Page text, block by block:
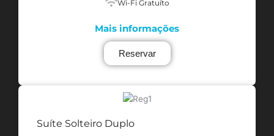
Wi-Fi Gratuíto
Mais informações
Reservar
Suíte Solteiro Duplo